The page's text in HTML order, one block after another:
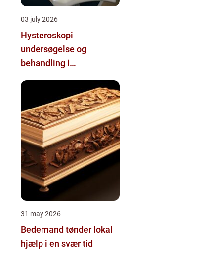
03 july 2026
Hysteroskopi
undersøgelse og
behandling i
31 may 2026
Bedemand tønder lokal
hjælp i en svær tid